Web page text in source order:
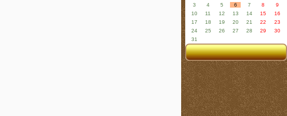
3
4 5 6 7 8
9
10
11 12 13 14 15
16
17
18 19 20 21 22
23
24
25 26 27 28 29
30
31